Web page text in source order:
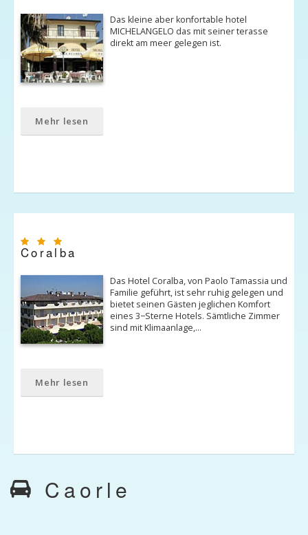
Das kleine aber konfortable hotel
MICHELANGELO das mit seiner terasse
direkt am meer gelegen ist.
Mehr lesen
Coralba
Das Hotel Coralba, von Paolo Tamassia und
Familie geführt, ist sehr ruhig gelegen und
bietet seinen Gästen jeglichen Komfort
eines 3−Sterne Hotels. Sämtliche Zimmer
sind mit Klimaanlage,…
Mehr lesen
Caorle